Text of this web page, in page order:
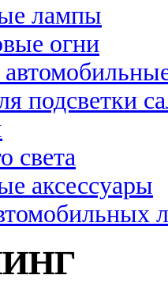
лампы
огни
подсветки
света
аксессуары